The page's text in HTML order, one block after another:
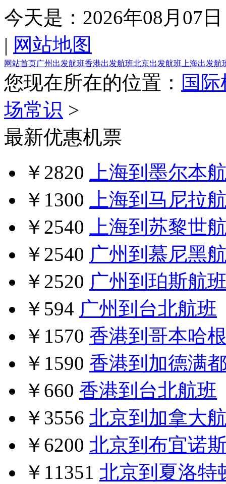
今天是： 2026年08月07日
| 网站地图
网站首页广州出发航班香港出发航班北京出发航班 上海出发航
您现在所在的位置： 国
场常识 >
最新优惠机票
￥2820
上海到墨尔本
￥1300
上海到马尼拉
￥2540
上海到苏黎世
￥2540 广州到慕尼黑
￥2520 广州到珀斯航
￥594 广州到台北航班
￥1570 香港到哥本哈
￥1590 香港到加德满
￥660 香港到台北航班
￥3556 北京到加拿大
￥6200 北京到布宜诺
￥11351 北京到夏洛特